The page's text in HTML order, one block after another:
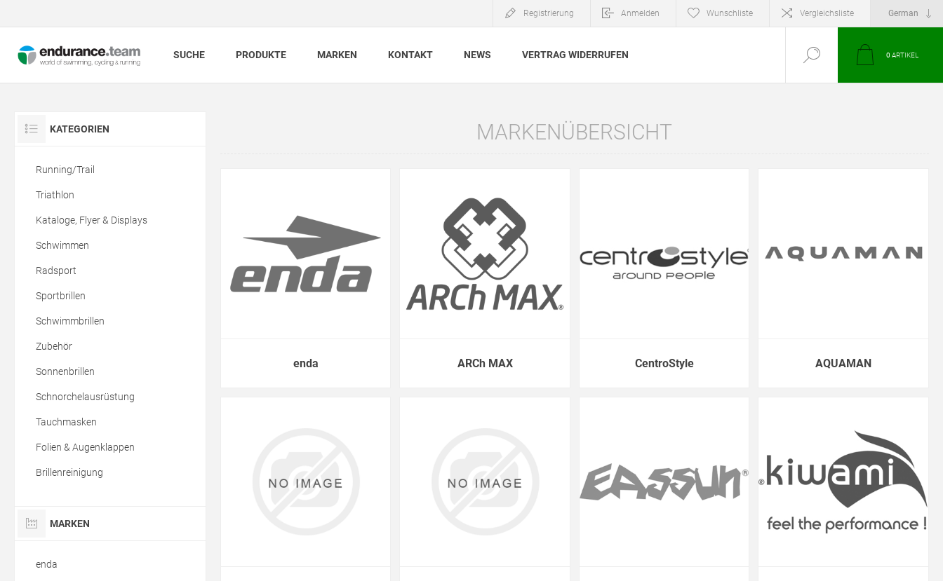
Registrierung Anmelden Wunschliste Vergleichsliste
SUCHE PRODUKTE MARKEN KONTAKT NEWS VERTRAG WIDERRUFEN 0 ARTIKEL
MARKENÜBERSICHT
enda ARCh MAX CentroStyle AQUAMAN
KATEGORIEN
Running/Trail
Triathlon
Kataloge, Flyer & Displays
Schwimmen
Radsport
Sportbrillen
Schwimmbrillen
Zubehör
Sonnenbrillen
Schnorchelausrüstung
Tauchmasken
Folien & Augenklappen
Brillenreinigung
MARKEN
enda